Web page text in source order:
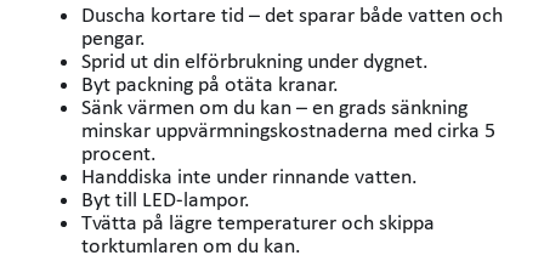
Duscha kortare tid – det sparar både vatten och
pengar.
Sprid ut din elförbrukning under dygnet.
Byt packning på otäta kranar.
Sänk värmen om du kan – en grads sänkning
minskar uppvärmningskostnaderna med cirka 5
procent.
Handdiska inte under rinnande vatten.
Byt till LED-lampor.
Tvätta på lägre temperaturer och skippa
torktumlaren om du kan.